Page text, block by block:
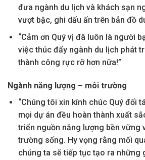
đưa ngành du lịch và khách sạn
vượt bậc, ghi dấu ấn trên bản đồ
“Cảm ơn Quý vị đã luôn là người
việc thúc đẩy ngành du lịch phát
thành công rực rỡ hơn nữa!”
Ngành năng lượng – môi trường
“Chúng tôi xin kính chúc Quý đối
mọi dự án đều hoàn thành xuất
triển nguồn năng lượng bền vững
trường sống. Hy vọng rằng mối
chúng ta sẽ tiếp tục tạo ra những